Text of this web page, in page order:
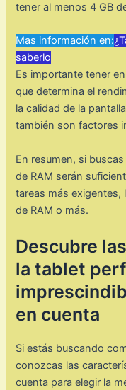
tener al menos 4 GB
Mas información en:
saberlo
Es importante tener
que determina el
la calidad de la
también son factores
En resumen, si
de RAM serán
tareas más exigentes,
de RAM o más.
Descubre
la tablet
en cuenta
Si estás buscando
conozcas las
cuenta para elegir la